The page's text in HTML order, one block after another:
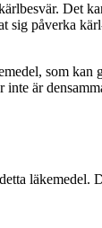
Det
sig påverka
som kan
är